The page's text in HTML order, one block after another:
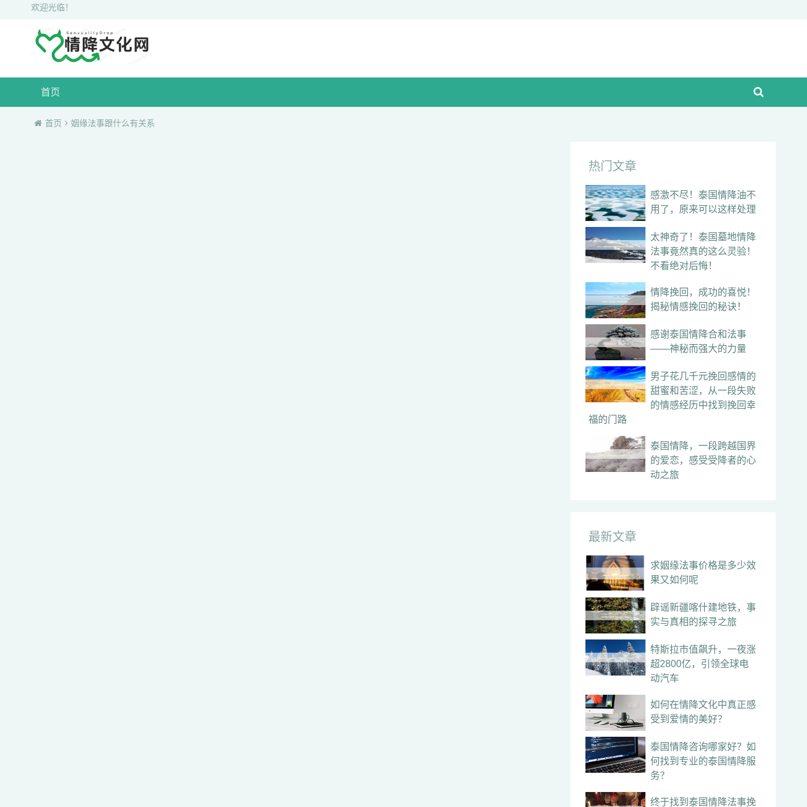
欢迎光临！
首页
首页 姻缘法事跟什么有关系
热门文章
感激不尽！泰国情降油不
用了，原来可以这样处理
太神奇了！泰国墓地情降
法事竟然真的这么灵验！
不看绝对后悔！
情降挽回，成功的喜悦！
揭秘情感挽回的秘诀！
感谢泰国情降合和法事
——神秘而强大的力量
男子花几千元挽回感情的
甜蜜和苦涩，从一段失败
的情感经历中找到挽回幸
福的门路
泰国情降，一段跨越国界
的爱恋，感受受降者的心
动之旅
最新文章
求姻缘法事价格是多少效
果又如何呢
辟谣新疆喀什建地铁，事
实与真相的探寻之旅
特斯拉市值飙升，一夜涨
超2800亿，引领全球电
动汽车
如何在情降文化中真正感
受到爱情的美好？
泰国情降咨询哪家好？如
何找到专业的泰国情降服
务？
终于找到泰国情降法事挽